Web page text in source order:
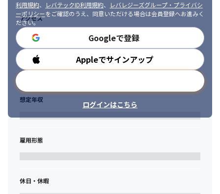
利用規約、 レバテックID利用規約、
レバレジーズグループ・プライバシ
ーポリシーをご確認のうえ、同意いただける場合は会員登録へお進みく
ださい。
Googleで登録
Appleでサインアップ
ログインはこちら
アクセス
勤務時間
想定年収
雇用形態
休日・休暇